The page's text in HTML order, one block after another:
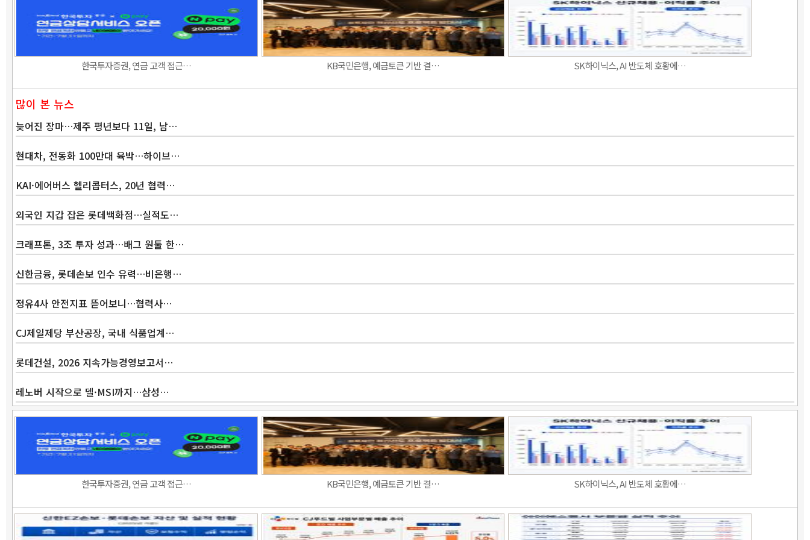
한국투자증권, 연금 고객 접근… KB국민은행, 예금토큰 기반 결… SK하이닉스, AI 반도체 호황에…
많이 본 뉴스
늦어진 장마…제주 평년보다 11일, 남…
현대차, 전동화 100만대 육박…하이브…
KAI·에어버스 헬리콥터스, 20년 협력…
외국인 지갑 잡은 롯데백화점…실적도…
크래프톤, 3조 투자 성과…배그 원툴 한…
신한금융, 롯데손보 인수 유력…비은행…
정유4사 안전지표 뜯어보니…협력사…
CJ제일제당 부산공장, 국내 식품업계…
롯데건설, 2026 지속가능경영보고서…
레노버 시작으로 델·MSI까지…삼성…
한국투자증권, 연금 고객 접근… KB국민은행, 예금토큰 기반 결… SK하이닉스, AI 반도체 호황에…